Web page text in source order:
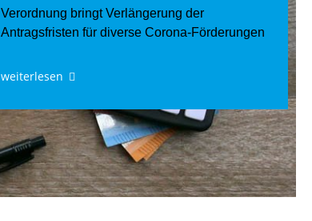
Verordnung bringt Verlängerung der
Antragsfristen für diverse Corona-Förderungen
weiterlesen